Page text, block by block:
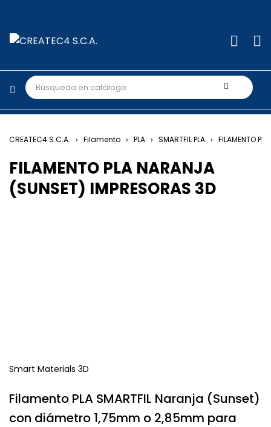
CREATEC4 S.C.A. Filamento PLA SMARTFIL PLA FILAMENTO
FILAMENTO PLA NARANJA
(SUNSET) IMPRESORAS 3D
Smart Materials 3D
Filamento PLA SMARTFIL Naranja (Sunset)
con diámetro 1,75mm o 2,85mm para